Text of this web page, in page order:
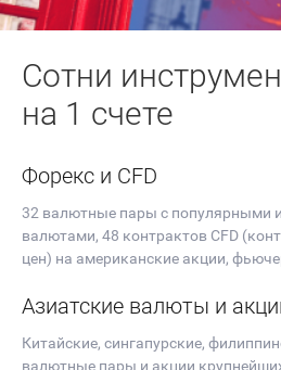
Сотни
на 1 счете
Форекс и CFD
32 валютные пары с популярными
валютами, 48 контрактов CFD
цен) на американские акции,
Азиатские валюты и
Китайские, сингапурские,
валютные пары и акции